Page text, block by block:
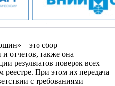
– это сбор
отчетов, также она
результатов поверок всех
При этом их передача
с требованиями